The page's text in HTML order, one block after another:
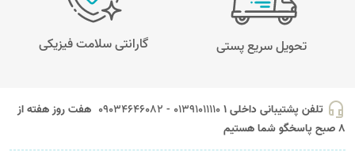
تحویل سریع پستی گارانتی سلامت فیزیکی
headset_mic تلفن پشتیبانی داخلی 1 01391011110 - 09034646082
هفت روز هفته از
8 صبح پاسخگو شما هستیم